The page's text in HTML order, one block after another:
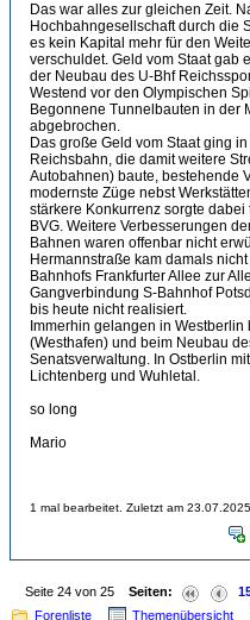
Das war alles zur gleichen Zeit.
Hochbahngesellschaft durch die
es kein Kapital mehr für den
verschuldet. Geld vom Staat gab
der Neubau des U-Bhf
Westend vor den Olympischen
Begonnene Tunnelbauten in der
abgebrochen.
Das große Geld vom Staat ging
Reichsbahn, die damit weitere
Autobahnen) baute, bestehende
modernste Züge nebst
stärkere Konkurrenz sorgte
BVG. Weitere Verbesserungen
Bahnen waren offenbar nicht
Hermannstraße kam damals
Bahnhofs Frankfurter Allee zur
Gangverbindung S-Bahnhof
bis heute nicht realisiert.
Immerhin gelangen in
(Westhafen) und beim Neubau
Senatsverwaltung. In Ostberlin
Lichtenberg und Wuhletal.
so long
Mario
1 mal bearbeitet. Zuletzt am
Seite 24 von 25 Seiten:
Forenliste
Themenübersicht